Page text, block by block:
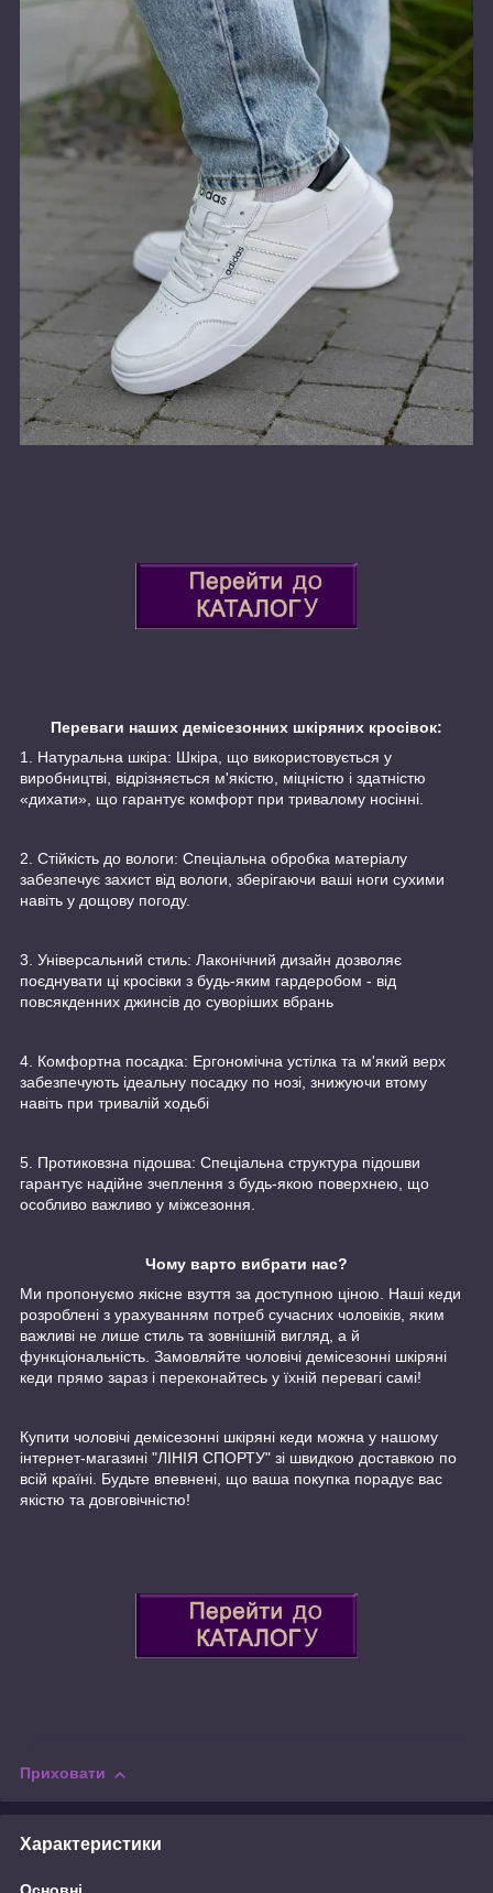
Переваги наших демісезонних шкіряних кросівок:
1. Натуральна шкіра: Шкіра, що використовується у
виробництві, відрізняється м'якістю, міцністю і здатністю
«дихати», що гарантує комфорт при тривалому носінні.
2. Стійкість до вологи: Спеціальна обробка матеріалу
забезпечує захист від вологи, зберігаючи ваші ноги сухими
навіть у дощову погоду.
3. Універсальний стиль: Лаконічний дизайн дозволяє
поєднувати ці кросівки з будь-яким гардеробом - від
повсякденних джинсів до суворіших вбрань
4. Комфортна посадка: Ергономічна устілка та м'який верх
забезпечують ідеальну посадку по нозі, знижуючи втому
навіть при тривалій ходьбі
5. Протиковзна підошва: Спеціальна структура підошви
гарантує надійне зчеплення з будь-якою поверхнею, що
особливо важливо у міжсезоння.
Чому варто вибрати нас?
Ми пропонуємо якісне взуття за доступною ціною. Наші кеди
розроблені з урахуванням потреб сучасних чоловіків, яким
важливі не лише стиль та зовнішній вигляд, а й
функціональність. Замовляйте чоловічі демісезонні шкіряні
кеди прямо зараз і переконайтесь у їхній перевагі самі!
Купити чоловічі демісезонні шкіряні кеди можна у нашому
інтернет-магазині "ЛІНІЯ СПОРТУ" зі швидкою доставкою по
всій країні. Будьте впевнені, що ваша покупка порадує вас
якістю та довговічністю!
Приховати
Характеристики